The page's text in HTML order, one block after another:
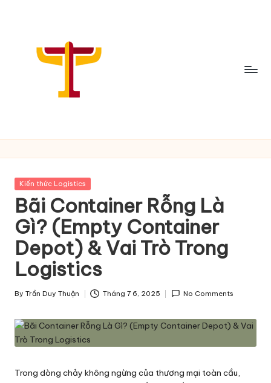
C
h
i
a
S
ẻ
T
h
ô
n
g
T
Posted
Kiến thức Logistics
Bãi Container Rỗng Là
Gì? (Empty Container
Depot) & Vai Trò Trong
Logistics
Posted
By Trần Duy Thuận Tháng 7 6, 2025 No Comments
Trong dòng chảy không ngừng của thương mại toàn cầu,